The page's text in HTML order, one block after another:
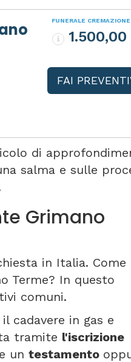
FUNERALE
1.500,00
FAI
di
salma e sulle
Grimano
in Italia. Come
Terme? In questo
comuni.
cadavere in gas e
tramite l'iscrizione
un testamento